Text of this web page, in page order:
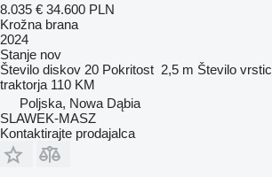
8.035 € 34.600 PLN
Krožna brana
2024
Stanje nov
Število diskov 20 Pokritost 2,5 m Število vrstic
traktorja 110 KM
Poljska, Nowa Dąbia
SLAWEK-MASZ
Kontaktirajte prodajalca